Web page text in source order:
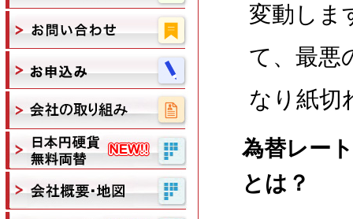
変動しま
て、最悪
なり紙切
為替レー
とは？